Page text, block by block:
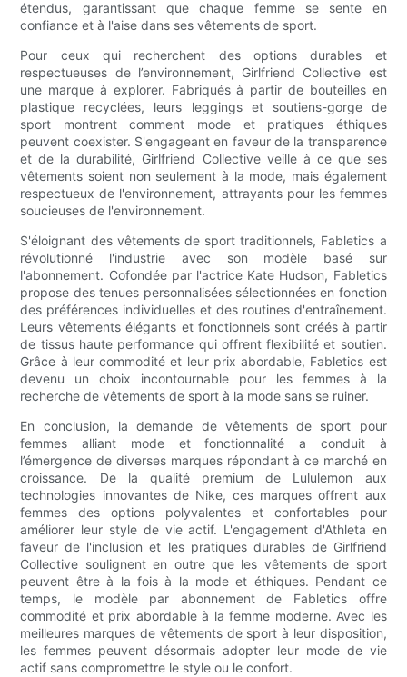
étendus, garantissant que chaque femme se sente en
confiance et à l'aise dans ses vêtements de sport.
Pour ceux qui recherchent des options durables et
respectueuses de l’environnement, Girlfriend Collective est
une marque à explorer. Fabriqués à partir de bouteilles en
plastique recyclées, leurs leggings et soutiens-gorge de
sport montrent comment mode et pratiques éthiques
peuvent coexister. S'engageant en faveur de la transparence
et de la durabilité, Girlfriend Collective veille à ce que ses
vêtements soient non seulement à la mode, mais également
respectueux de l'environnement, attrayants pour les femmes
soucieuses de l'environnement.
S'éloignant des vêtements de sport traditionnels, Fabletics a
révolutionné l'industrie avec son modèle basé sur
l'abonnement. Cofondée par l'actrice Kate Hudson, Fabletics
propose des tenues personnalisées sélectionnées en fonction
des préférences individuelles et des routines d'entraînement.
Leurs vêtements élégants et fonctionnels sont créés à partir
de tissus haute performance qui offrent flexibilité et soutien.
Grâce à leur commodité et leur prix abordable, Fabletics est
devenu un choix incontournable pour les femmes à la
recherche de vêtements de sport à la mode sans se ruiner.
En conclusion, la demande de vêtements de sport pour
femmes alliant mode et fonctionnalité a conduit à
l’émergence de diverses marques répondant à ce marché en
croissance. De la qualité premium de Lululemon aux
technologies innovantes de Nike, ces marques offrent aux
femmes des options polyvalentes et confortables pour
améliorer leur style de vie actif. L'engagement d'Athleta en
faveur de l'inclusion et les pratiques durables de Girlfriend
Collective soulignent en outre que les vêtements de sport
peuvent être à la fois à la mode et éthiques. Pendant ce
temps, le modèle par abonnement de Fabletics offre
commodité et prix abordable à la femme moderne. Avec les
meilleures marques de vêtements de sport à leur disposition,
les femmes peuvent désormais adopter leur mode de vie
actif sans compromettre le style ou le confort.